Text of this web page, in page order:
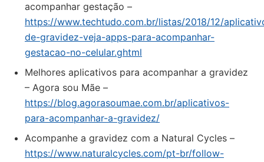
acompanhar gestação –
https://www.techtudo.com.br/listas/2018/12/
de-gravidez-veja-apps-para-acompanhar-
gestacao-no-celular.ghtml
Melhores aplicativos para acompanhar a gravidez
– Agora sou Mãe –
https://blog.agorasoumae.com.br/aplicativos-
para-acompanhar-a-gravidez/
Acompanhe a gravidez com a Natural Cycles –
https://www.naturalcycles.com/pt-br/follow-